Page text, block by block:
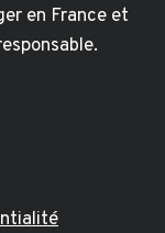
en France et